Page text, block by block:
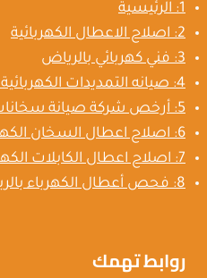
1: الرئيسية
2: اصلاح الاعطال الكهربائية
3: فني كهربائي بالرياض
4: صيانه التمديدات الكهربائية بالرياض
5: أرخص شركة صيانة سخانات بالرياض
6: اصلاح اعطال السخان الكهربائي
7: اصلاح اعطال الكابلات الكهربائية
8: فحص أعطال الكهرباء بالرياض
روابط تهمك